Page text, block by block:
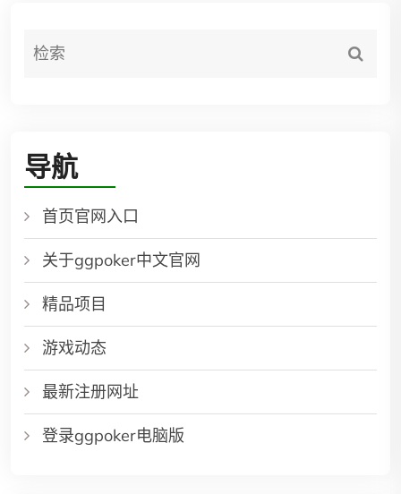
导航
首页官网入口
关于ggpoker中文官网
精品项目
游戏动态
最新注册网址
登录ggpoker电脑版